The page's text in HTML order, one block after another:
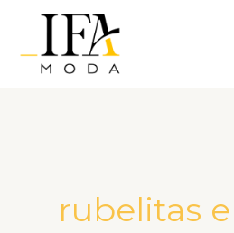
rubelitas e